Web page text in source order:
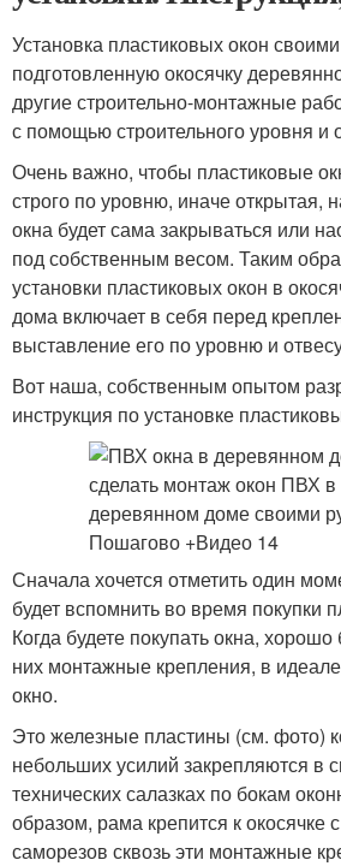
Установка пластиковых окон
подготовленную окосячку
другие строительно-монтажные
с помощью строительного уровня и
Очень важно, чтобы пластиковые
строго по уровню, иначе открытая,
окна будет сама закрываться или
под собственным весом. Таким
установки пластиковых окон в
дома включает в себя перед
выставление его по уровню и
Вот наша, собственным опытом
инструкция по установке
Сначала хочется отметить один
будет вспомнить во время покупки
Когда будете покупать окна,
них монтажные крепления, в
окно.
Это железные пластины (см. фото)
небольших усилий закрепляются в
технических салазках по бокам
образом, рама крепится к
саморезов сквозь эти монтажные